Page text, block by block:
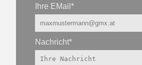
Ihre EMail*
Nachricht*